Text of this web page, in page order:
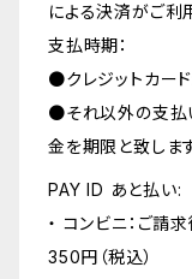
による決済がご利
支払時期：
●クレジットカー
●それ以外の支払
金を期限と致します
PAY ID あと払い:
・ コンビニ：ご請
350円（税込）